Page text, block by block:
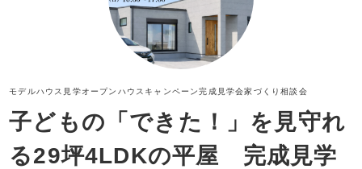
モデルハウス見学オープンハウス キャンペーン完成見学会家づくり相談会
子どもの「できた！」を見守れ
る29坪4LDKの平屋 完成見学